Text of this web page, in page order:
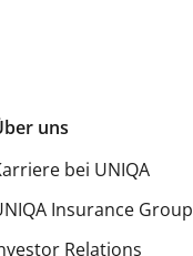
uns
bei UNIQA
Insurance Group
Relations